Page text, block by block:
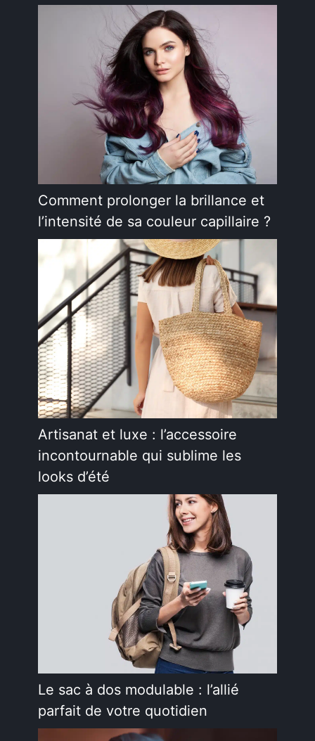
Comment prolonger la brillance et
l’intensité de sa couleur capillaire ?
Artisanat et luxe : l’accessoire
incontournable qui sublime les
looks d’été
Le sac à dos modulable : l’allié
parfait de votre quotidien